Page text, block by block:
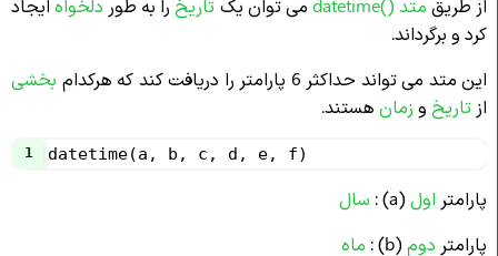
کرد و برگرداند.
این متد می تواند حداکثر 6 پارامتر را دریافت کند که هرکدام
بخشی
از تاریخ و زمان هستند.
1 datetime(a , b , c , d , e, f)
پارامتر اول (a) :
سال
پارامتر دوم(b) :
ماه